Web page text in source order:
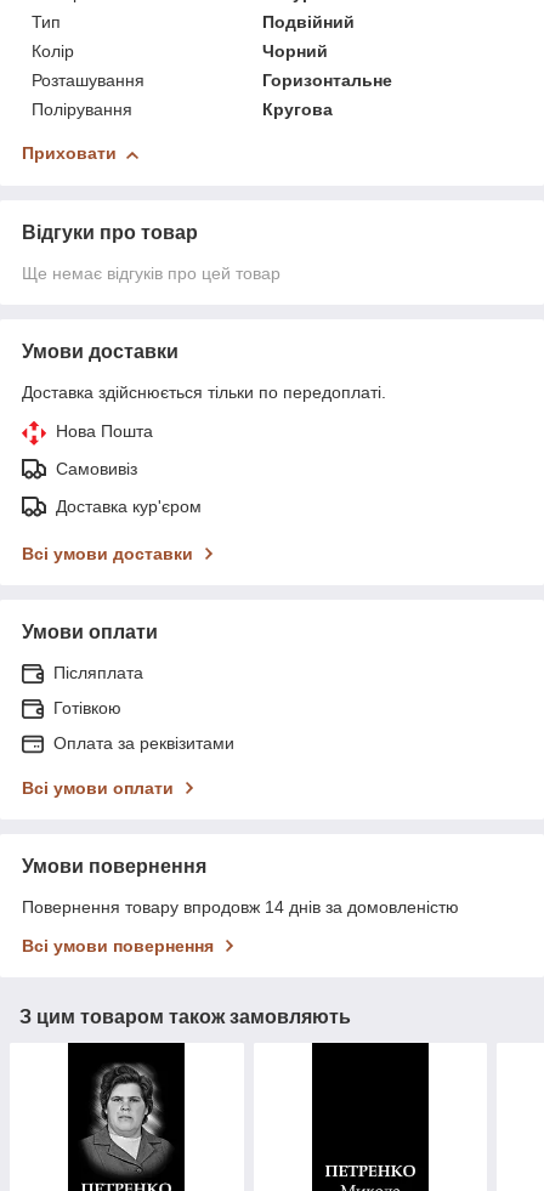
Тип
Подвійний
Колір
Чорний
Розташування
Горизонтальне
Полірування
Кругова
Приховати
Відгуки про товар
Ще немає відгуків про цей товар
Умови доставки
Доставка здійснюється тільки по передоплаті.
Нова Пошта
Самовивіз
Доставка кур'єром
Всі умови доставки
Умови оплати
Післяплата
Готівкою
Оплата за реквізитами
Всі умови оплати
Умови повернення
Повернення товару впродовж 14 днів за домовленістю
Всі умови повернення
З цим товаром також замовляють